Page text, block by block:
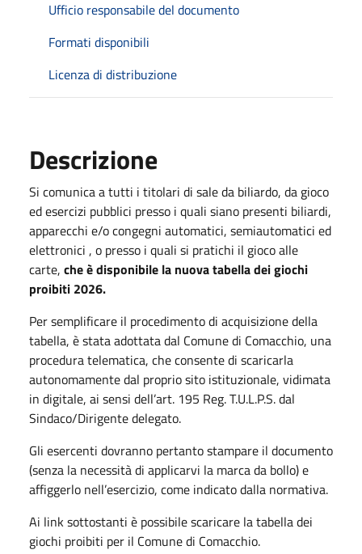
Ufficio responsabile del documento
Formati disponibili
Licenza di distribuzione
Descrizione
Si comunica a tutti i titolari di sale da biliardo, da gioco
ed esercizi pubblici presso i quali siano presenti biliardi,
apparecchi e/o congegni automatici, semiautomatici ed
elettronici , o presso i quali si pratichi il gioco alle
carte, che è disponibile la nuova tabella dei giochi
proibiti 2026.
Per semplificare il procedimento di acquisizione della
tabella, è stata adottata dal Comune di Comacchio, una
procedura telematica, che consente di scaricarla
autonomamente dal proprio sito istituzionale, vidimata
in digitale, ai sensi dell’art. 195 Reg. T.U.L.P.S. dal
Sindaco/Dirigente delegato.
Gli esercenti dovranno pertanto stampare il documento
(senza la necessità di applicarvi la marca da bollo) e
affiggerlo nell’esercizio, come indicato dalla normativa.
Ai link sottostanti è possibile scaricare la tabella dei
giochi proibiti per il Comune di Comacchio.